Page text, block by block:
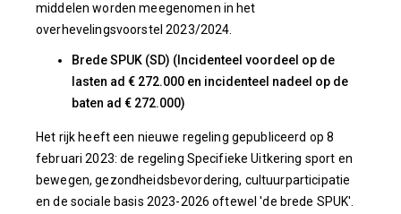
middelen worden meegenomen in het
overhevelingsvoorstel 2023/2024.
Brede SPUK (SD) (Incidenteel voordeel op de
lasten ad € 272.000 en incidenteel nadeel op de
baten ad € 272.000)
Het rijk heeft een nieuwe regeling gepubliceerd op 8
februari 2023: de regeling Specifieke Uitkering sport en
bewegen, gezondheidsbevordering, cultuurparticipatie
en de sociale basis 2023-2026 oftewel 'de brede SPUK'.